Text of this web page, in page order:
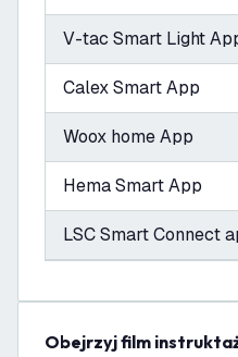
V-tac Smart Light
Calex Smart App
Woox home App
Hema Smart App
LSC Smart Connect
Obejrzyj film